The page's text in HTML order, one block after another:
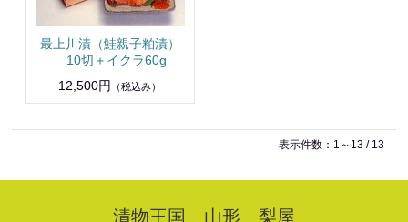
最上川漬（鮭親子粕漬）
10切＋イクラ60g
12,500円
（税込み）
表示件数：1～13 / 13
漬物王国 山形 梨屋